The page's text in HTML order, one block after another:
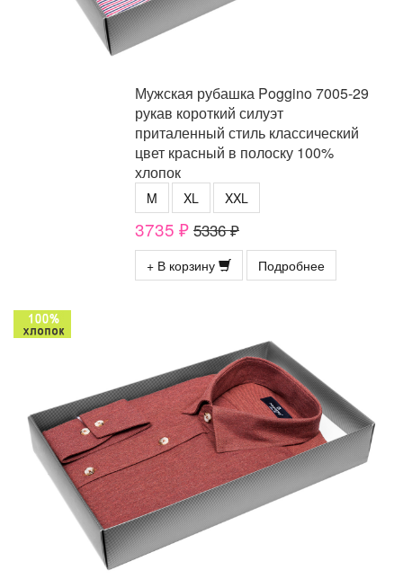
Мужская рубашка Poggino 7005-29
рукав короткий силуэт
приталенный стиль классический
цвет красный в полоску 100%
хлопок
M XL XXL
3735 ₽ 5336 ₽
+ В корзину Подробнее